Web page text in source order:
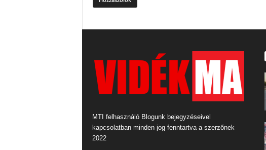
MTI felhasználó Blogunk bejegyzéseivel
kapcsolatban minden jog fenntartva a szerzőnek
2022